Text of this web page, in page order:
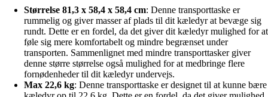
Størrelse 81,3 x 58,4 x 58,4 cm: Denne transporttaske er
rummelig og giver masser af plads til dit kæledyr at bevæge sig
rundt. Dette er en fordel, da det giver dit kæledyr mulighed for at
føle sig mere komfortabelt og mindre begrænset under
transporten. Sammenlignet med mindre transporttasker giver
denne større størrelse også mulighed for at medbringe flere
fornødenheder til dit kæledyr undervejs.
Max 22,6 kg: Denne transporttaske er designet til at kunne bære